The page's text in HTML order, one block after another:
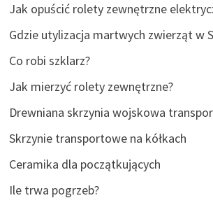
Jak opuścić rolety zewnętrzne
Gdzie utylizacja martwych zwierząt w
Co robi szklarz?
Jak mierzyć rolety zewnętrzne?
Drewniana skrzynia wojskowa
Skrzynie transportowe na kółkach
Ceramika dla początkujących
Ile trwa pogrzeb?